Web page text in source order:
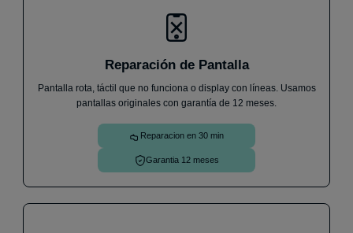
Reparación de Pantalla
Pantalla rota, táctil que no funciona o display con líneas. Usamos
pantallas originales con garantía de 12 meses.
Reparacion en 30 min
Garantia 12 meses